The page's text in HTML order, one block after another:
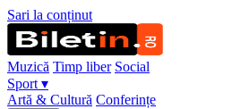
Sari la conținut
Muzică Timp liber Social
Sport ▾
Artă & Cultură Conferințe